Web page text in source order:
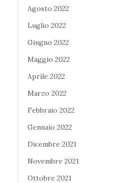
Agosto 2022
Luglio 2022
Giugno 2022
Maggio 2022
Aprile 2022
Marzo 2022
Febbraio 2022
Gennaio 2022
Dicembre 2021
Novembre 2021
Ottobre 2021